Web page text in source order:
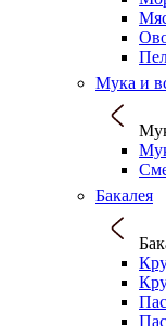
Мука и
Бакалея